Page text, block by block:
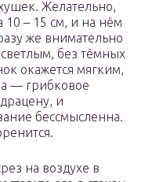
Желательно,
10 – 15 см, и на нём
же внимательно
без тёмных
окажется мягким,
— грибковое
и
бессмысленна.
на воздухе в